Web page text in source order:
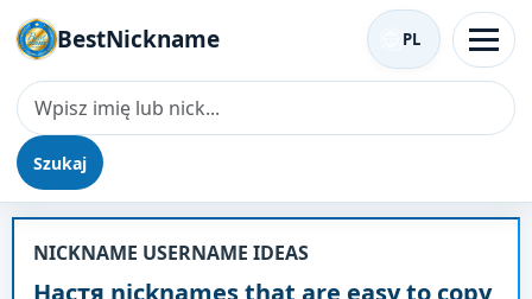
BestNickname
Szukaj
PL
Nick - Настя
NICKNAME USERNAME IDEAS
Настя nicknames that are easy to copy